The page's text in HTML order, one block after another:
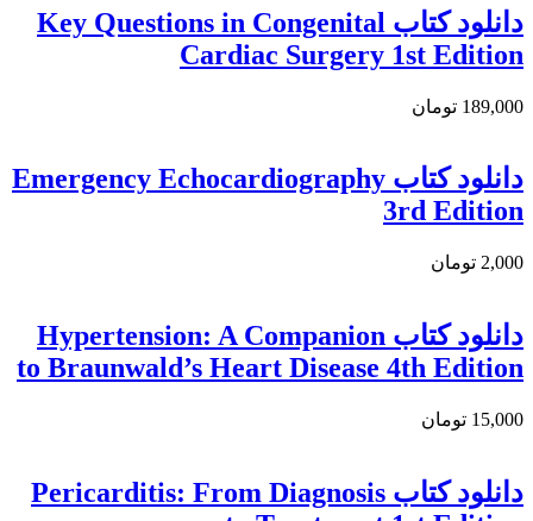
دانلود كتاب Key Questions in Congenital
Cardiac Surgery 1st Edition
189,000 تومان
دانلود کتاب Emergency Echocardiography
3rd Edition
2,000 تومان
دانلود کتاب Hypertension: A Companion
to Braunwald’s Heart Disease 4th Edition
15,000 تومان
دانلود كتاب Pericarditis: From Diagnosis